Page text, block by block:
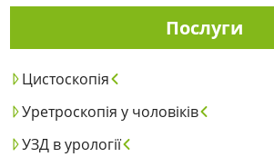
Послуги
Цистоскопія
Уретроскопія у чоловіків
УЗД в урології